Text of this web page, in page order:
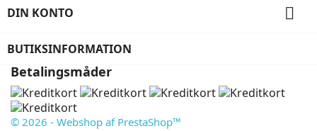
DIN KONTO 
BUTIKSINFORMATION
Betalingsmåder
© 2026 - Webshop af PrestaShop™